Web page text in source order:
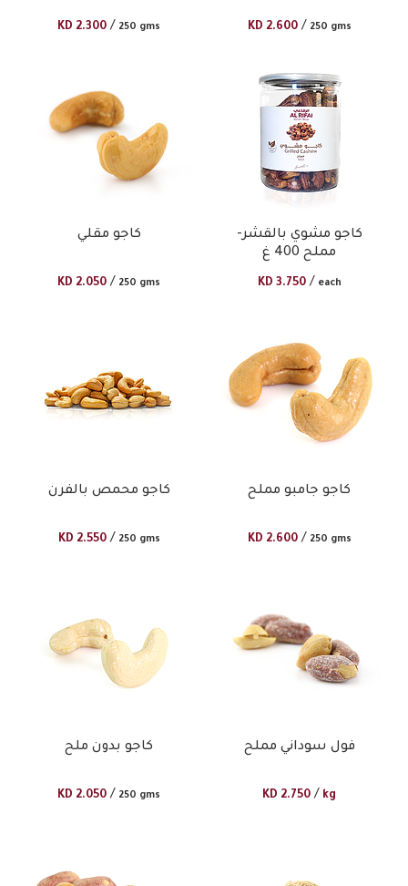
KD 2.300 / 250 gms KD 2.600 / 250 gms
كاجو مقلي
KD 2.050 / 250 gms
كاجو مشوي بالقشر-
مملح 400 غ
KD 3.750 / each
كاجو محمص بالفرن
KD 2.550 / 250 gms
كاجو جامبو مملح
KD 2.600 / 250 gms
كاجو بدون ملح
KD 2.050 / 250 gms
فول سوداني مملح
KD 2.750 / kg